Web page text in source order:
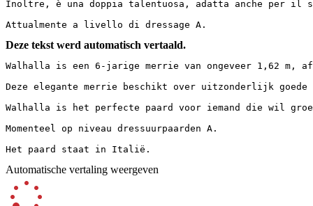
Inoltre, è una doppia talentuosa, adatta anche per
Attualmente a livello di dressage A.
Deze tekst werd automatisch vertaald.
Walhalla is een 6-jarige merrie van ongeveer 1,62 m,
Deze elegante merrie beschikt over uitzonderlijk
Walhalla is het perfecte paard voor iemand die wil
Momenteel op niveau dressuurpaarden A.
Het paard staat in Italië.
Automatische vertaling weergeven